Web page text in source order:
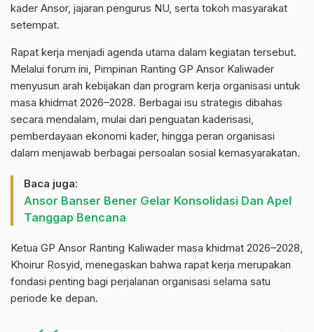
kader Ansor, jajaran pengurus NU, serta tokoh masyarakat
setempat.
Rapat kerja menjadi agenda utama dalam kegiatan tersebut.
Melalui forum ini, Pimpinan Ranting GP Ansor Kaliwader
menyusun arah kebijakan dan program kerja organisasi untuk
masa khidmat 2026–2028. Berbagai isu strategis dibahas
secara mendalam, mulai dari penguatan kaderisasi,
pemberdayaan ekonomi kader, hingga peran organisasi
dalam menjawab berbagai persoalan sosial kemasyarakatan.
Baca juga:
Ansor Banser Bener Gelar Konsolidasi Dan Apel
Tanggap Bencana
Ketua GP Ansor Ranting Kaliwader masa khidmat 2026–2028,
Khoirur Rosyid, menegaskan bahwa rapat kerja merupakan
fondasi penting bagi perjalanan organisasi selama satu
periode ke depan.